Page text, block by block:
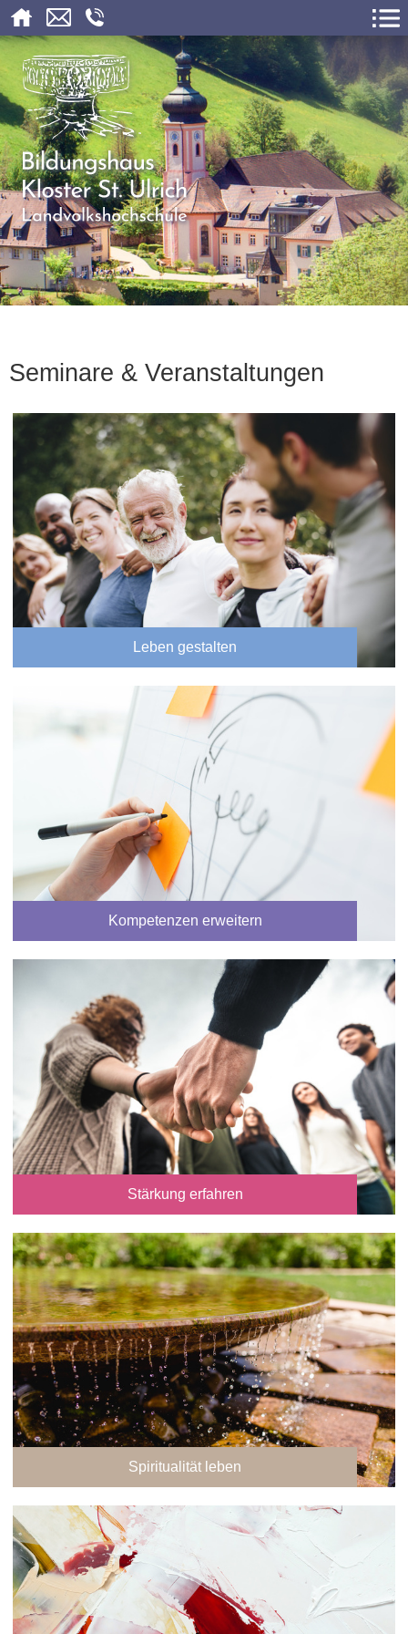
Seminare & Veranstaltungen
Leben gestalten
Kompetenzen erweitern
Stärkung erfahren
Spiritualität leben